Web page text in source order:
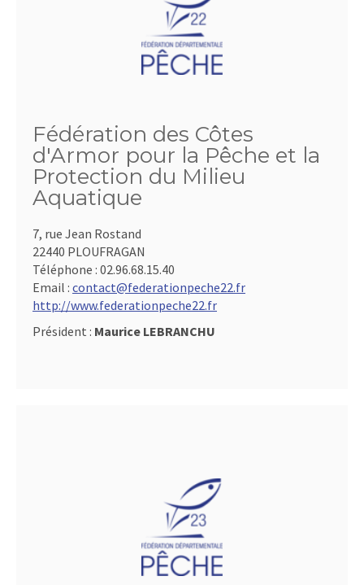
Fédération des Côtes
d'Armor pour la Pêche et la
Protection du Milieu
Aquatique
7, rue Jean Rostand
22440 PLOUFRAGAN
Téléphone : 02.96.68.15.40
Email : contact@federationpeche22.fr
http://www.federationpeche22.fr
Président : Maurice LEBRANCHU